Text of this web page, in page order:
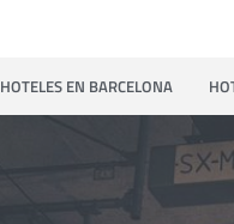
HOTELES EN BARCELONA